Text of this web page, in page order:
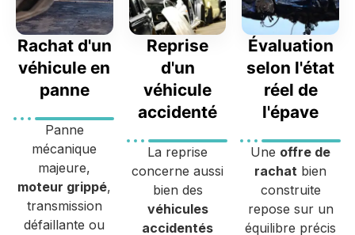
Rachat d'un
véhicule en
panne
Panne
mécanique
majeure,
moteur grippé,
transmission
défaillante ou
Reprise
d'un
véhicule
accidenté
La reprise
concerne aussi
bien des
véhicules
accidentés
Évaluation
selon l'état
réel de
l'épave
Une offre de
rachat bien
construite
repose sur un
équilibre précis